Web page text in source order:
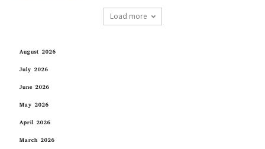
Load more
August 2026
July 2026
June 2026
May 2026
April 2026
March 2026